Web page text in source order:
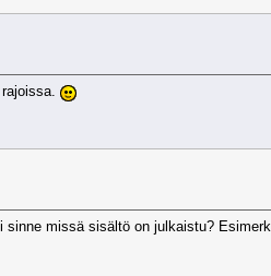
rajoissa.
missä sisältö on julkaistu?